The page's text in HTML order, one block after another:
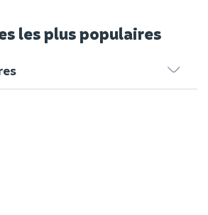
les plus populaires